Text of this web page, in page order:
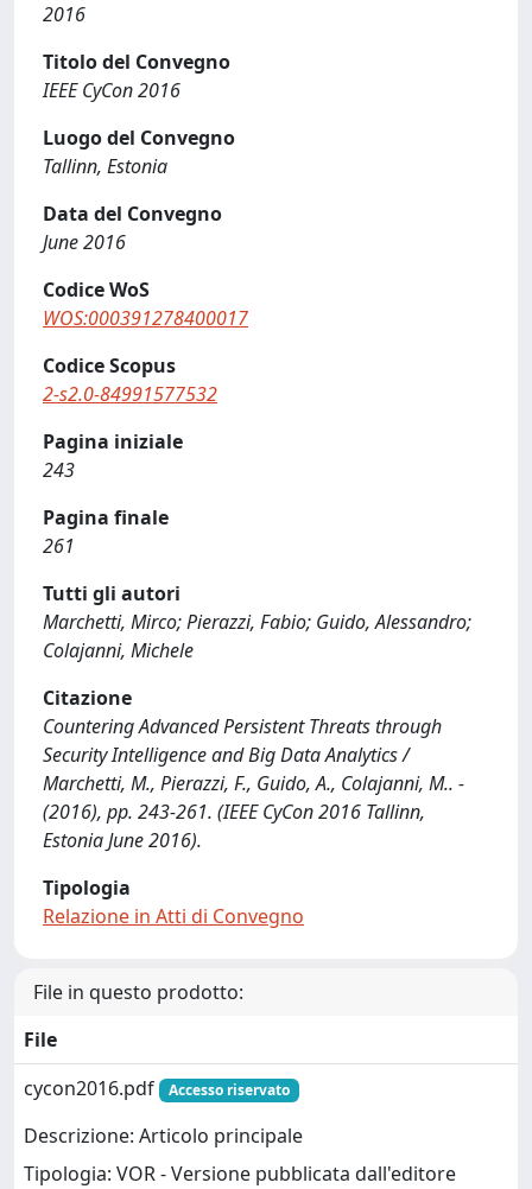
2016
Titolo del Convegno
IEEE CyCon 2016
Luogo del Convegno
Tallinn, Estonia
Data del Convegno
June 2016
Codice WoS
WOS:000391278400017
Codice Scopus
2-s2.0-84991577532
Pagina iniziale
243
Pagina finale
261
Tutti gli autori
Marchetti, Mirco; Pierazzi, Fabio; Guido, Alessandro;
Colajanni, Michele
Citazione
Countering Advanced Persistent Threats through
Security Intelligence and Big Data Analytics /
Marchetti, M., Pierazzi, F., Guido, A., Colajanni, M.. -
(2016), pp. 243-261. (IEEE CyCon 2016 Tallinn,
Estonia June 2016).
Tipologia
Relazione in Atti di Convegno
File in questo prodotto:
File
cycon2016.pdf
Accesso riservato
Descrizione: Articolo principale
Tipologia: VOR - Versione pubblicata dall'editore